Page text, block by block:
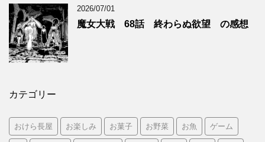
2026/07/01
魔女大戦 68話 終わらぬ欲望 の感想
カテゴリー
おけら長屋 お楽しみ お菓子 お野菜 お魚 ゲーム